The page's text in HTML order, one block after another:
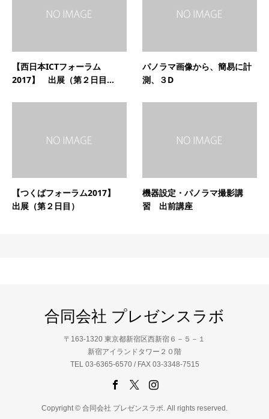
【西日本ICTフォーラム
2017】 出展（第２日目...
パノラマ画像から、簡易に計
測、３D
【つくばフォーラム2017】
出展（第２日目）
機器設定・パノラマ撮影講
習 出前講座
合同会社 プレゼンスラボ
〒163-1320 東京都新宿区西新宿６－５－１
新宿アイランドタワー２０階
TEL 03-6365-6570 / FAX 03-3348-7515
Copyright © 合同会社 プレゼンスラボ. All rights reserved.